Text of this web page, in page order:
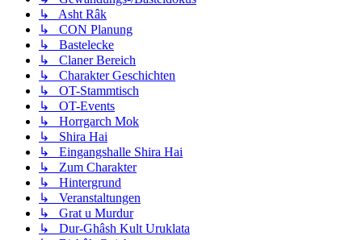
↳ Asht Râk
↳ CON Planung
↳ Bastelecke
↳ Claner Bereich
↳ Charakter Geschichten
↳ OT-Stammtisch
↳ OT-Events
↳ Horrgarch Mok
↳ Shira Hai
↳ Eingangshalle Shira Hai
↳ Zum Charakter
↳ Hintergrund
↳ Veranstaltungen
↳ Grat u Murdur
↳ Dur-Ghâsh Kult Uruklata